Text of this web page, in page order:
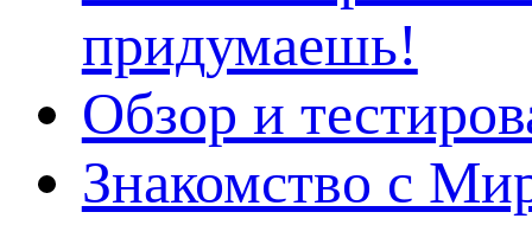
придумаешь!
Обзор и
Знакомство с